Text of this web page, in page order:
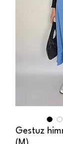
Gestuz